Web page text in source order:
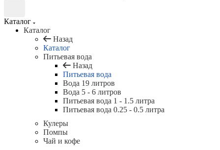
Каталог
Каталог
Назад
Каталог
Питьевая вода
Назад
Питьевая вода
Вода 19 литров
Вода 5 - 6 литров
Питьевая вода 1 - 1.5 литра
Питьевая вода 0.25 - 0.5 литра
Кулеры
Помпы
Чай и кофе